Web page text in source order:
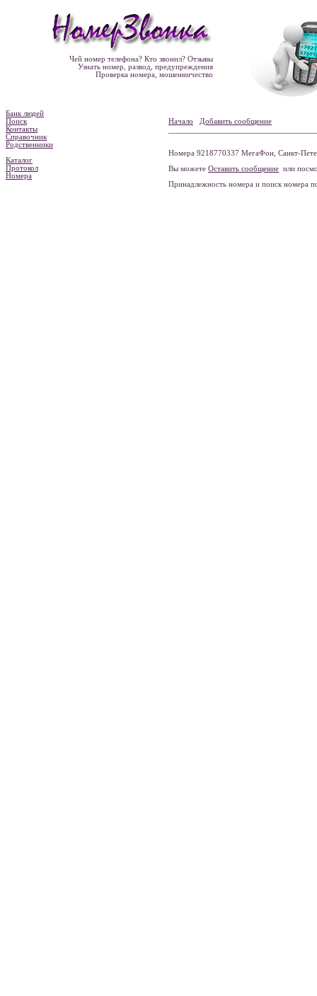
Чей номер телефона? Кто звонил? Отзывы
Узнать номер, развод, предупреждения
Проверка номера, мошенничество
Банк людей
Поиск
Контакты
Справочник
Родственники
Каталог
Протокол
Номера
Начало Добавить сообщение
Номера 9218770337 МегаФон, Санкт-
Вы можете Оставить сообщение или
Принадлежность номера и поиск номера